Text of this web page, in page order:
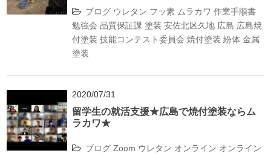
ブログ ウレタン フッ素 ムラカワ 作業手順書
勉強会 品質保証課 塗装 安佐北区久地 広島 広島焼
付塗装 技能コンテスト委員会 焼付塗装 紛体 金属
塗装
2020/07/31
留学生の就活支援★広島で焼付塗装ならム
ラカワ★
ブログ Zoom ウレタン オンライン オンライン